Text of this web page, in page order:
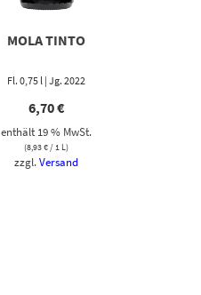
MOLA TINTO
Fl. 0,75 l | Jg. 2022
6,70€
enthält 19 % MwSt.
(8,93€/ 1 L)
zzgl.Versand